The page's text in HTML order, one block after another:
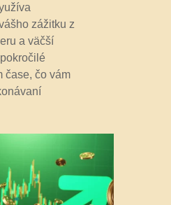
zážitku z
a väčší
čase, čo vám